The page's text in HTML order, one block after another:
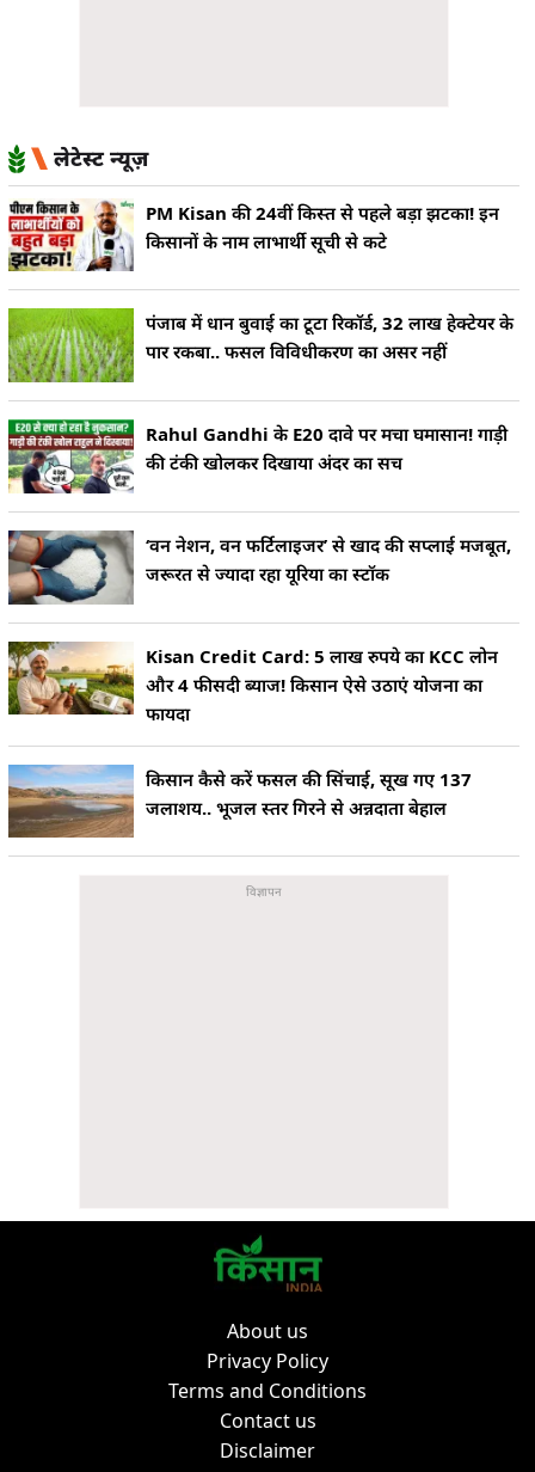
लेटेस्ट न्यूज़
PM Kisan की 24वीं किस्त से पहले बड़ा झटका! इन
किसानों के नाम लाभार्थी सूची से कटे
पंजाब में धान बुवाई का टूटा रिकॉर्ड, 32 लाख हेक्टेयर के
पार रकबा.. फसल विविधीकरण का असर नहीं
Rahul Gandhi के E20 दावे पर मचा घमासान! गाड़ी
की टंकी खोलकर दिखाया अंदर का सच
‘वन नेशन, वन फर्टिलाइजर’ से खाद की सप्लाई मजबूत,
जरूरत से ज्यादा रहा यूरिया का स्टॉक
Kisan Credit Card: 5 लाख रुपये का KCC लोन
और 4 फीसदी ब्याज! किसान ऐसे उठाएं योजना का
फायदा
किसान कैसे करें फसल की सिंचाई, सूख गए 137
जलाशय.. भूजल स्तर गिरने से अन्नदाता बेहाल
About us
Privacy Policy
Terms and Conditions
Contact us
Disclaimer